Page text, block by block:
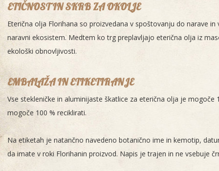
ETIČNOST IN SKRB ZA OKOLJE
Eterična olja Florihana so proizvedana v spoštovanju do narave
naravni ekosistem. Medtem ko trg preplavljajo eterična olja iz
ekološki obnovljivosti.
EMBALAŽA IN ETIKETIRANJE
Vse stekleničke in aluminijaste škatlice za eterična olja je
mogoče 100 % reciklirati.
Na etiketah je natančno navedeno botanično ime in kemotip,
da imate v roki Florihanin proizvod. Napis je trajen in ne vsebuje